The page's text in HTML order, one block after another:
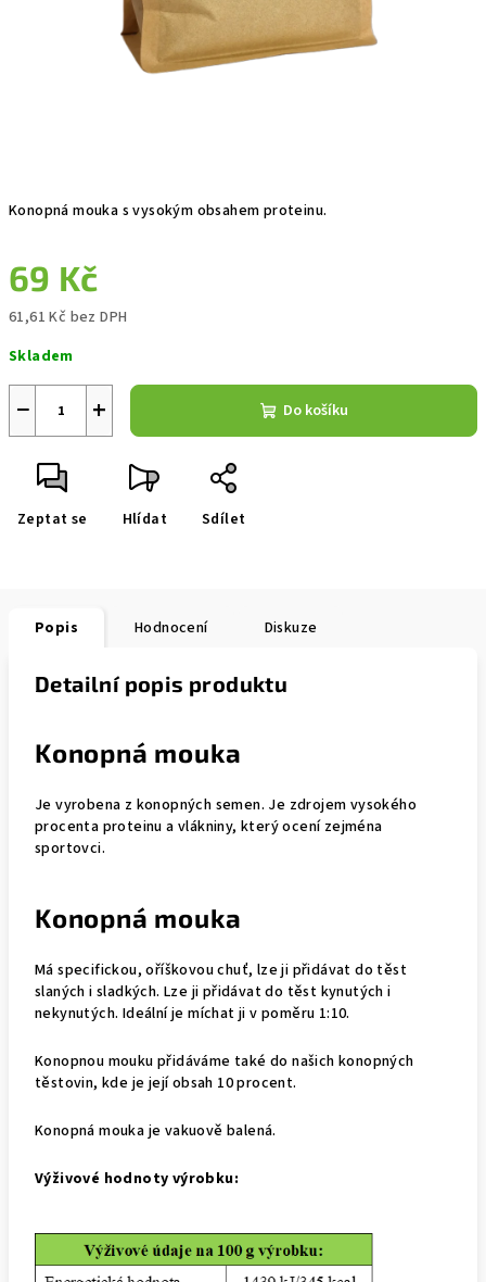
Konopná mouka s vysokým obsahem proteinu.
69 Kč
61,61 Kč bez DPH
cena:
Skladem
+
− Do košíku
Zeptat se Hlídat Sdílet
Popis Hodnocení Diskuze
Detailní popis produktu
Konopná mouka
Je vyrobena z konopných semen. Je zdrojem vysokého
procenta proteinu a vlákniny, který ocení zejména
sportovci.
Konopná mouka
Má specifickou, oříškovou chuť, lze ji přidávat do těst
slaných i sladkých. Lze ji přidávat do těst kynutých i
nekynutých. Ideální je míchat ji v poměru 1:10.
Konopnou mouku přidáváme také do našich konopných
těstovin, kde je její obsah 10 procent.
Konopná mouka je vakuově balená.
Výživové hodnoty výrobku: